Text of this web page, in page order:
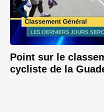
Point sur le
cycliste de la